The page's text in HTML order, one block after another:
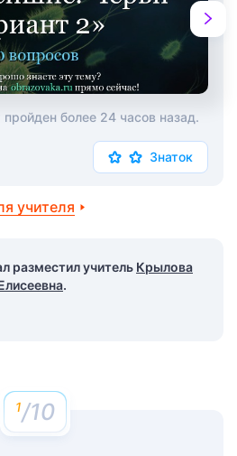
более 24 часов назад.
Знаток
учителя
разместил учитель Крылова
.
/10